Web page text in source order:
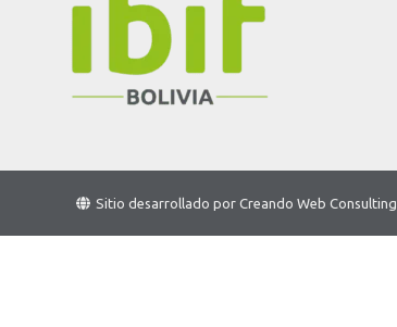
Sitio desarrollado por Creando Web Consulting